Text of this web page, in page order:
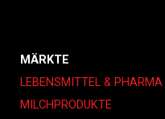
MÄRKTE
LEBENSMITTEL & PHARMA
MILCHPRODUKTE